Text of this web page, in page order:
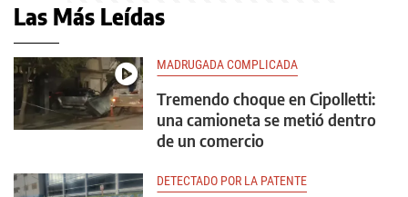
Las Más Leídas
MADRUGADA COMPLICADA
Tremendo choque en Cipolletti:
una camioneta se metió dentro
de un comercio
DETECTADO POR LA PATENTE